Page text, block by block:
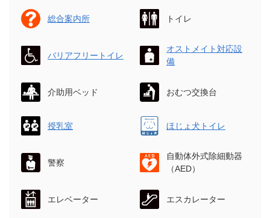
総合案内所 トイレ
バリアフリートイレ
オストメイト対応設
備
介助用ベッド おむつ交換台
授乳室 ほじょ犬トイレ
警察
自動体外式除細動器
（AED）
エレベーター エスカレーター